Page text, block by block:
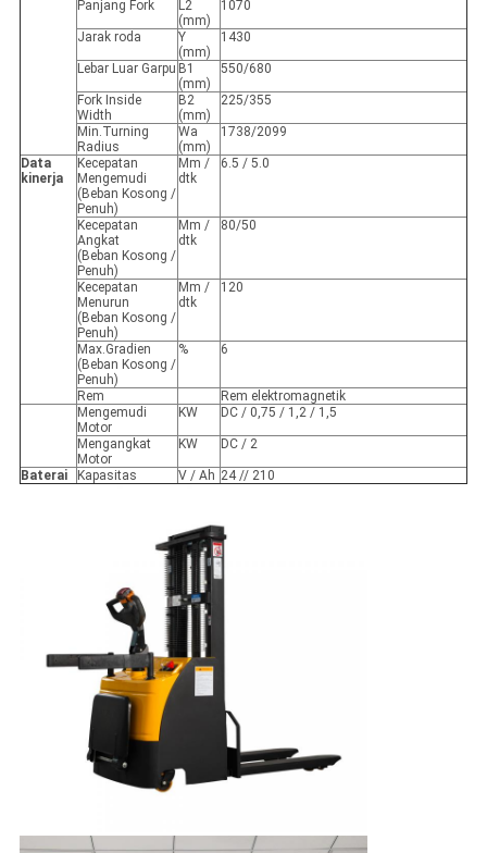
Panjang Fork
L2
(mm)
1070
Jarak roda
Y
(mm)
1430
Lebar Luar Garpu B1
(mm)
550/680
Fork Inside
Width
B2
(mm)
225/355
Min.Turning
Radius
Wa
(mm)
1738/2099
Data
kinerja
Kecepatan
Mengemudi
(Beban Kosong /
Penuh)
Mm /
dtk
6.5 / 5.0
Kecepatan
Angkat
(Beban Kosong /
Penuh)
Mm /
dtk
80/50
Kecepatan
Menurun
(Beban Kosong /
Penuh)
Mm /
dtk
120
Max.Gradien
(Beban Kosong /
Penuh)
% 6
Rem
Rem elektromagnetik
Mengemudi
Motor
KW DC / 0,75 / 1,2 / 1,5
Mengangkat
Motor
KW DC / 2
Baterai Kapasitas V / Ah 24 // 210